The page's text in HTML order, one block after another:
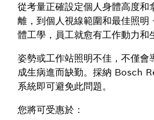
從考量正確設定個人身體高度和
離，到個人視線範圍和最佳照明
體工學，員工就愈有工作動力和
姿勢或工作站照明不佳，不僅會
成生病進而缺勤。採納 Bosch
系統即可避免此問題。
您將可受惠於：